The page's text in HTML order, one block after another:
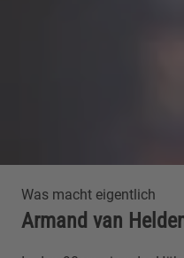
Was macht eigentlich
Armand van